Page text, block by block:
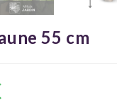
55 cm